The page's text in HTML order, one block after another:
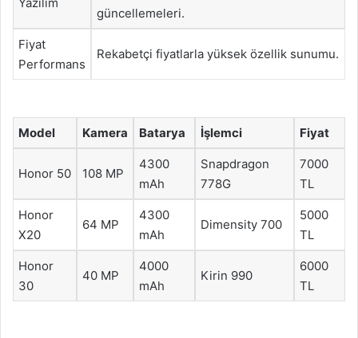
güncellemeleri.
Fiyat
Performans
Rekabetçi fiyatlarla yüksek özellik sunumu.
Model Kamera Batarya İşlemci Fiyat
Honor 50 108 MP
4300
mAh
Snapdragon
778G
7000
TL
Honor
X20
64 MP
4300
mAh
Dimensity 700
5000
TL
Honor
30
40 MP
4000
mAh
Kirin 990
6000
TL